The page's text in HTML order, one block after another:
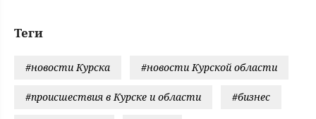
Теги
#новости Курска #новости Курской области
#происшествия в Курске и области #бизнес